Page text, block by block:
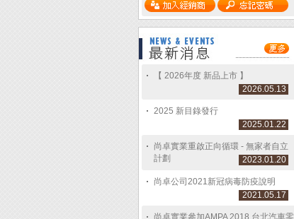
【 2026年度 新品上市 】
2026.05.13
2025 新目錄發行
2025.01.22
尚卓實業重啟正向循環 - 無家者自立
計劃
2023.01.20
尚卓公司2021新冠病毒防疫說明
2021.05.17
尚卓實業參加AMPA 2018 台北汽車零